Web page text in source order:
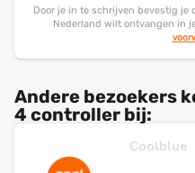
Door je in te schrijven bevestig je
Nederland wilt ontvangen in
Andere bezoekers
4 controller bij:
Coolblue